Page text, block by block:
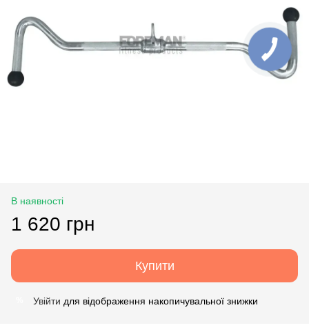
В наявності
1 620 грн
Купити
Увійти для відображення накопичувальної знижки